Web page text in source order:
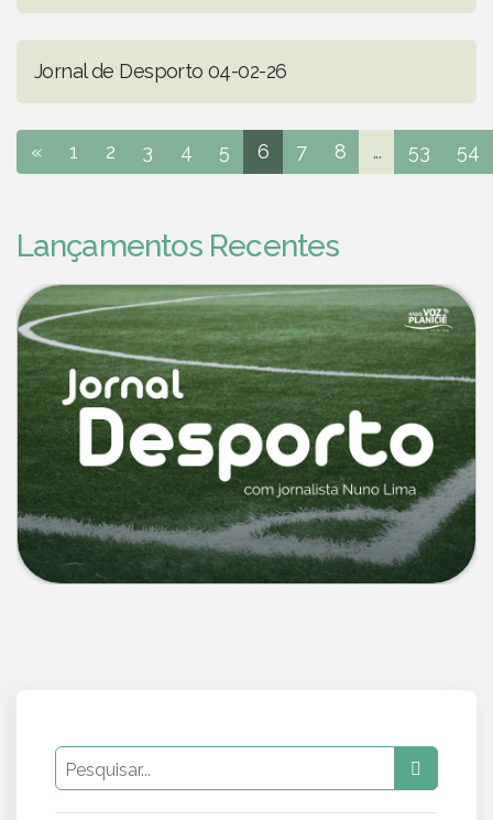
Jornal de Desporto 04-02-26
« 1 2 3 4 5 6 7 8 ... 53 54
Lançamentos Recentes